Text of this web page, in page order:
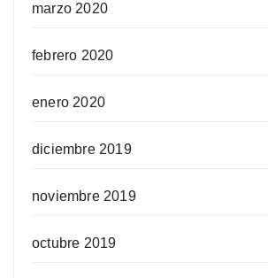
marzo 2020
febrero 2020
enero 2020
diciembre 2019
noviembre 2019
octubre 2019